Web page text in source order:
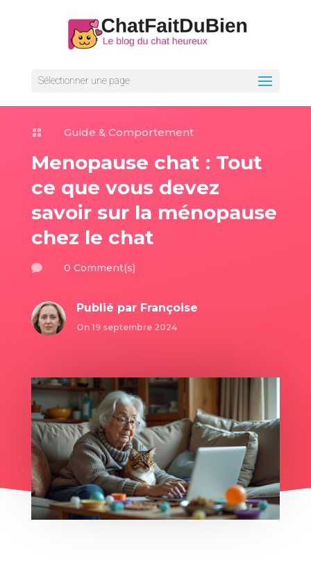
Sélectionner une page
 Guide & Comportement
Menopause chat : Tout
ce que vous devez
savoir sur la ménopause
chez le chat
 0 Comment(s)
Publié par Françoise
On 19 septembre 2024